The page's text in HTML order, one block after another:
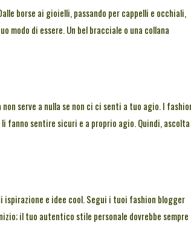
borse ai gioielli, passando per cappelli e occhiali,
di essere. Un bel bracciale o una collana
serve a nulla se non ci ci senti a tuo agio. I
fanno sentire sicuri e a proprio agio. Quindi,
e idee cool. Segui i tuoi fashion blogger
il tuo autentico stile personale dovrebbe sempre